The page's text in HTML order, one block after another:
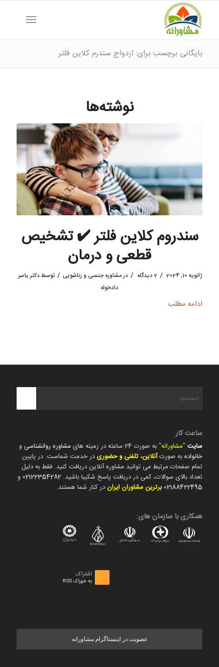
بایگانی برچسب برای: ازدواج سندرم کلاین فلتر
نوشته‌ها
سندروم کلاین فلتر ✔️ تشخیص
قطعی و درمان
ژانویه 10, 2024 / 2 دیدگاه / درمشاوره جنسی و زناشویی / توسطدکتر یاسر
دادخواه
ادامه مطلب
ساعت کار
سایت"مشاورانه" به صورت 24 ساعته در زمینه های مشاوره روانشناسی و
خانوادهبه صورتآنلاین، تلفنی و حضوریدر خدمت شماست. در پایین
تمام صفحات مرتبط می توانید مشاوره آنلاین دریافت کنید. فقط به دلیل
تعداد بالای سوالات، کمی در دریافت پاسخ شکیبا باشید. 02122354282 و
02188422495 برترین مشاوران ایراندر کنار شما هستند.
همکاری با سازمان های:
اشتراک
به خوراک RSS
عضویت در اینستاگرام مشاورانه